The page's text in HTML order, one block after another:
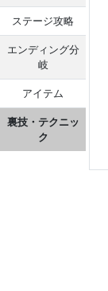
ステージ攻略
エンディング分
岐
アイテム
裏技・テクニッ
ク